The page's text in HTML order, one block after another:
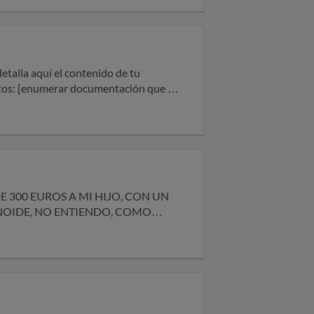
300 EUROS A MI HIJO, CON UN
NO ENTIENDO, COMO
PROBLEMAS PSICOLOGICOS Y
LAS CONDICIONES